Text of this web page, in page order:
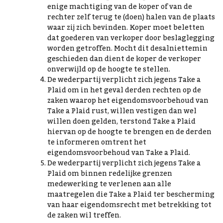
enige machtiging van de koper of van de
rechter zelf terug te (doen) halen van de plaats
waar zij zich bevinden. Koper moet beletten
dat goederen van verkoper door beslaglegging
worden getroffen. Mocht dit desalniettemin
geschieden dan dient de koper de verkoper
onverwijld op de hoogte te stellen.
De wederpartij verplicht zich jegens Take a
Plaid om in het geval derden rechten op de
zaken waarop het eigendomsvoorbehoud van
Take a Plaid rust, willen vestigen dan wel
willen doen gelden, terstond Take a Plaid
hiervan op de hoogte te brengen en de derden
te informeren omtrent het
eigendomsvoorbehoud van Take a Plaid.
De wederpartij verplicht zich jegens Take a
Plaid om binnen redelijke grenzen
medewerking te verlenen aan alle
maatregelen die Take a Plaid ter bescherming
van haar eigendomsrecht met betrekking tot
de zaken wil treffen.